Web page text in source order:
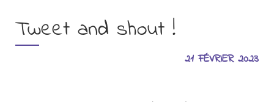
Tweet and shout !
21 FÉVRIER 2023